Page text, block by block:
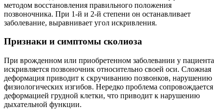
методом восстановления правильного положения
позвоночника. При 1-й и 2-й степени он останавливает
заболевание, выравнивает угол искривления.
Признаки и симптомы сколиоза
При врожденном или приобретенном заболевании у пациента
искривляется позвоночник относительно своей оси. Сложная
деформация приводит к скручиванию позвонков, нарушению
физиологических изгибов. Нередко проблема сопровождается
деформацией грудной клетки, что приводит к нарушению
дыхательной функции.